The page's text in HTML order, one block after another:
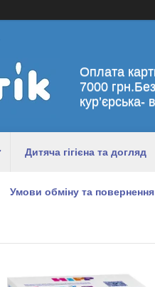
Оплата
7000
кур’єрська-
Дитяча гігієна та догляд
Умови обміну та